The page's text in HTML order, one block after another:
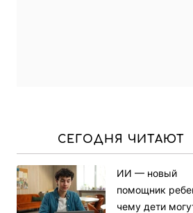
СЕГОДНЯ ЧИТАЮТ
ИИ — новый
помощник
чему дети